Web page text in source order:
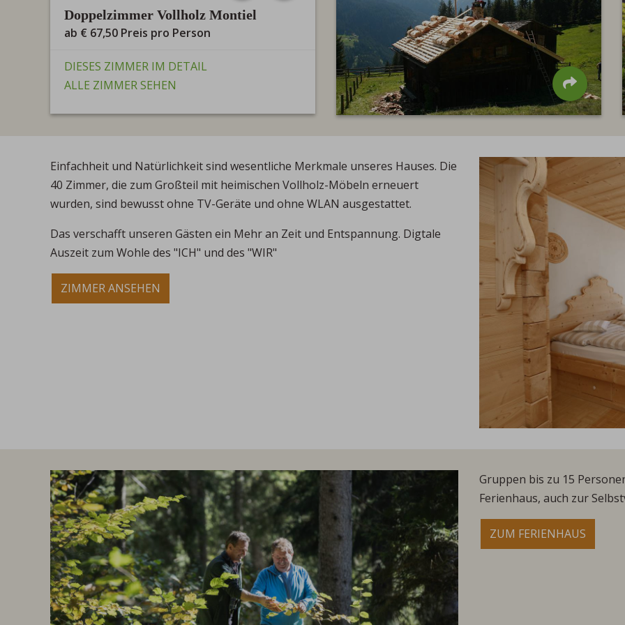
Doppelzimmer Vollholz Montiel
ab € 67,50 Preis pro Person
DIESES ZIMMER IM DETAIL
ALLE ZIMMER SEHEN
Doppelzimmer Vollholz Natur
ab€ 67,50 Preis pro Person
DIESES ZIMMER IM DETAIL
ALLE ZIMMER SEHEN
ab
ALLE
Einfachheit und Natürlichkeit sind wesentliche Merkmale unseres Hauses. Die
40 Zimmer, die zum Großteil mit heimischen Vollholz-Möbeln erneuert
wurden, sind bewusst ohne TV-Geräte und ohne WLAN ausgestattet.
Das verschafft unseren Gästen ein Mehr an Zeit und Entspannung. Digtale
Auszeit zum Wohle des "ICH" und des "WIR"
ZIMMER ANSEHEN
Gruppen bis zu 15
Ferienhaus, auch zur
ZUM FERIENHAUS